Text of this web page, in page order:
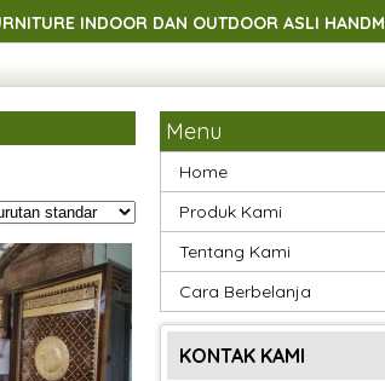
DAN OUTDOOR ASLI HANDMADE JEPARA
DAN OUTDOOR ASLI HANDMADE JEPARA
DAN OUTDOOR ASLI HANDMADE JEPARA
Menu
Home
Produk Kami
Tentang Kami
Cara Berbelanja
KONTAK KAMI